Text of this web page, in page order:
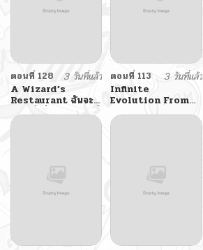
ตอนที่ 128
3 วันที่แล้ว
A Wizard’s
Restaurant ฉันจะ
เป็นให้ได้เลยมาสเตอร์
เชฟในต่างโลก
ตอนที่ 113
3 วันที่แล้ว
Infinite
Evolution From
Zero